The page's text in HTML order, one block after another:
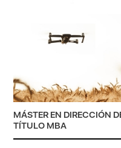
MÁSTER EN DIRECCIÓN
TÍTULO MBA